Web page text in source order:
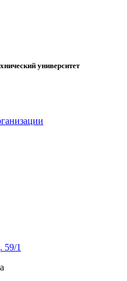
университет
59/1